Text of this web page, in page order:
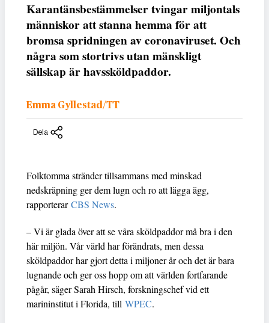
Karantänsbestämmelser tvingar miljontals
människor att stanna hemma för att
bromsa spridningen av coronaviruset. Och
några som stortrivs utan mänskligt
sällskap är havssköldpaddor.
Emma Gyllestad/TT
Dela
Folktomma stränder tillsammans med minskad
nedskräpning ger dem lugn och ro att lägga ägg,
rapporterarCBS News.
– Vi är glada över att se våra sköldpaddor må bra i den
här miljön. Vår värld har förändrats, men dessa
sköldpaddor har gjort detta i miljoner år och det är bara
lugnande och ger oss hopp om att världen fortfarande
pågår, säger Sarah Hirsch, forskningschef vid ett
marininstitut i Florida, till WPEC.